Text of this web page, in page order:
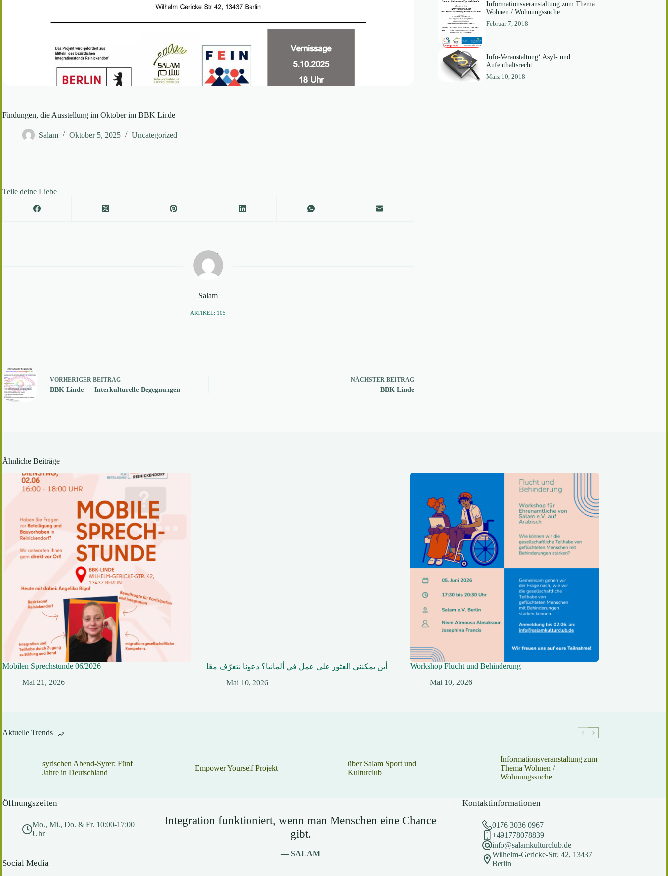
Findungen, die Ausstellung im Oktober im BBK Linde
Salam Oktober 5, 2025 Uncategorized
Teile deine Liebe
Salam
ARTIKEL: 105
VORHERIGER BEITRAG
BBK Linde — Interkulturelle Begegnungen
NÄCHSTER BEITRAG
BBK Linde
Informationsveranstaltung zum Thema
Wohnen / Wohnungssuche
Februar 7, 2018
Info-Veranstaltung‘ Asyl- und
Aufenthaltsrecht
März 10, 2018
Ähnliche Beiträge
Mobilen Sprechstunde 06/2026
Mai 21, 2026
أين يمكنني العثور على عمل في ألمانيا؟ دعونا نتعرّف معًا
Mai 10, 2026
Workshop Flucht und Behinderung
Mai 10, 2026
Aktuelle Trends
syrischen Abend-Syrer: Fünf
Jahre in Deutschland
Empower Yourself Projekt
über Salam Sport und
Kulturclub
Informationsveranstaltung zum
Thema Wohnen /
Wohnungssuche
Öffnungszeiten
Mo., Mi., Do. & Fr. 10:00-17:00
Uhr
Social Media
Integration funktioniert, wenn man Menschen eine Chance
gibt.
— SALAM
Kontaktinformationen
0176 3036 0967
+491778078839
info@salamkulturclub.de
Wilhelm-Gericke-Str. 42, 13437
Berlin